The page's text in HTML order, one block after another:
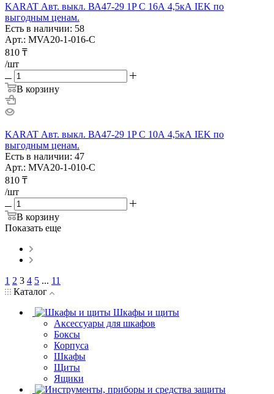
KARAT Авт. выкл. ВА47-29 1P C 16А 4,5кА IEK по
выгодным ценам.
Есть в наличии: 58
Арт.: MVA20-1-016-C
810 ₸
/шт
В корзину
KARAT Авт. выкл. ВА47-29 1P C 10А 4,5кА IEK по
выгодным ценам.
Есть в наличии: 47
Арт.: MVA20-1-010-C
810 ₸
/шт
В корзину
Показать еще
1 2 3 4 5 ... 11
Каталог
Шкафы и щиты
Аксессуары для шкафов
Боксы
Корпуса
Шкафы
Щиты
Ящики